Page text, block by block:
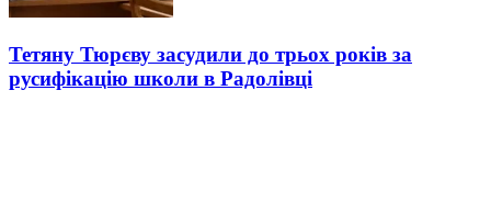
Тетяну Тюрєву засудили до трьох років за
русифікацію школи в Радолівці